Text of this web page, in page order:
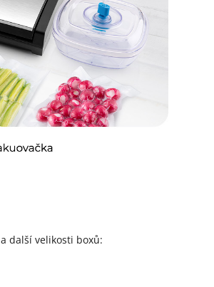
a další velikosti boxů: